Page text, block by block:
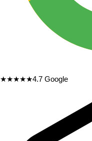
★★★★★4.7 Google